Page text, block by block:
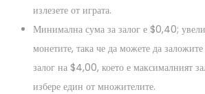
излезете от играта.
Минимална сума за залог е $0,40;
монетите, така че да можете да
залог на $4,00, което е максималният
избере един от множителите.